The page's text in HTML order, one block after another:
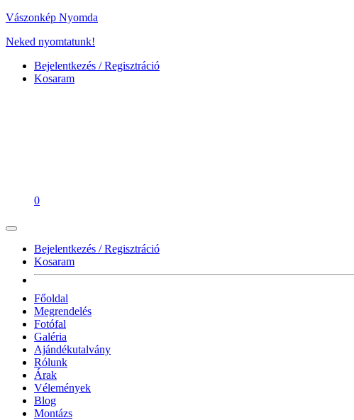
Vászonkép Nyomda
Neked nyomtatunk!
Bejelentkezés / Regisztráció
Kosaram
0
Bejelentkezés / Regisztráció
Kosaram
Főoldal
Megrendelés
Fotófal
Galéria
Ajándékutalvány
Rólunk
Árak
Vélemények
Blog
Montázs